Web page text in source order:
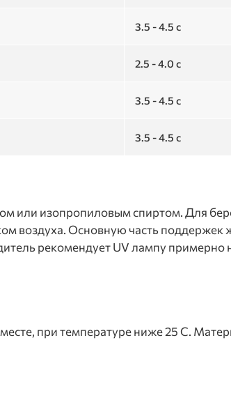
3.5 - 4.5 с
2.5 - 4.0 с
3.5 - 4.5 с
3.5 - 4.5 с
или изопропиловым спиртом. Для
воздуха. Основную часть поддержек
рекомендует UV лампу примерно
при температуре ниже 25 C.